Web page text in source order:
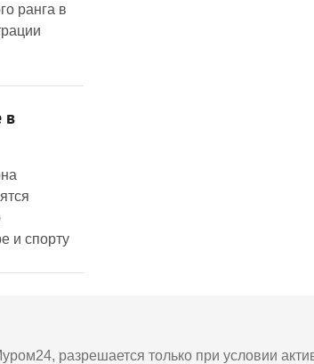
ранга в
в
и спорту
разрешается только при условии